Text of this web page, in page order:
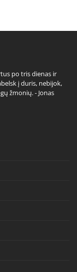
po tris dienas ir
į duris, nebijok,
žmonių. - Jonas